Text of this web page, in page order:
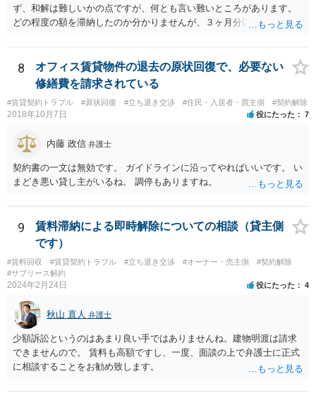
ず、和解は難しいかの点ですが、何とも言い難いところがあります。
どの程度の額を滞納したのか分かりませんが、３ヶ月分以上滞納した
れたと評価され、来月払えるからと言って、大家があなたとの賃貸借
契約が解約できることに変わりなくなってしまうからです。 そのよう
な場合、相手が、「もう出て行って欲しい」と考えていれば、引き続
き居住する前提での和解は難しい可能性があります。 ２・弁護士が事
件の見通しをたてるにも、賃料滞納状況で見立てが変わりますし、そ
もそも賃料滞納状況によってはご希望に沿える活動を保障できず、 依
頼を受けられないかもしれないです。依頼を受けるにしても厳しめの
リスクを踏まえた上でのものとなる可能性があります。 定型的な事件
依頼となるかもわからず、着手金額もなんともいえないと思います。
複数事務所にあたり、着手金額を確認されるとよいと思います。 ３・
弁護士が依頼を受ければ代わりに裁判所とのやりとりを行うことが可
能です。双方に弁護士がついていればウェブ会議で裁判を実施する場
合もあるでしょう。 ただし、ご本人さんも同行してもらう必要が和解
協議の場合だとあると思います。
8
オフィス賃貸物件の退去の原状回復で、必要ない
修繕費を請求されている
#賃貸契約トラブル #原状回復 #立ち退き交渉 #住民・入居者・買主側 #契約解除
2018年10月7日 役にたった 7
内藤 政信 弁護士
契約書の一文は無効です。 ガイドラインに沿ってやればいいです。 い
まどき悪い貸し主がいるね。 調停もありますね。
9
賃料滞納による即時解除についての相談（貸主側
です）
#賃料回収 #賃貸契約トラブル #立ち退き交渉 #オーナー・売主側
#契約解除
#サブリース解約
2024年2月24日 役にたった 4
秋山 直人 弁護士
少額訴訟というのはあまり良い手ではありませんね。建物明渡は請求
できませんので。 賃料も高額ですし、一度、面談の上で弁護士に正式
に相談することをお勧め致します。